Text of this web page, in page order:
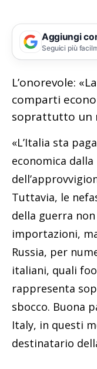
Aggiungi
Seguici più
L’onorevole:
comparti
soprattutto un
«L’Italia sta
economica
Tuttavia, le
della guerra
importazioni,
Russia, per
italiani, quali
rappresenta
sbocco. Buona
Italy, in questi
destinatario